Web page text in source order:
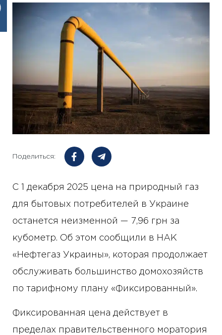
Поделиться:
С 1 декабря 2025 цена на природный газ
для бытовых потребителей в Украине
останется неизменной — 7,96 грн за
кубометр. Об этом сообщили в НАК
«Нефтегаз Украины», которая продолжает
обслуживать большинство домохозяйств
по тарифному плану «Фиксированный».
Фиксированная цена действует в
пределах правительственного моратория